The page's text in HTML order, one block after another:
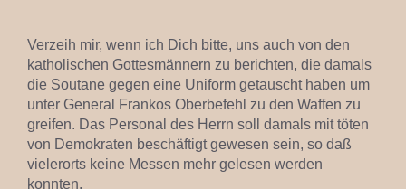
Verzeih mir, wenn ich Dich bitte, uns auch von den
katholischen Gottesmännern zu berichten, die damals
die Soutane gegen eine Uniform getauscht haben um
unter General Frankos Oberbefehl zu den Waffen zu
greifen. Das Personal des Herrn soll damals mit töten
von Demokraten beschäftigt gewesen sein, so daß
vielerorts keine Messen mehr gelesen werden
konnten.